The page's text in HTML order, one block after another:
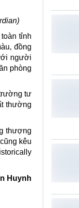
tỉnh
đồng
người
phòng
tư
thường
thượng
kêu
Huynh